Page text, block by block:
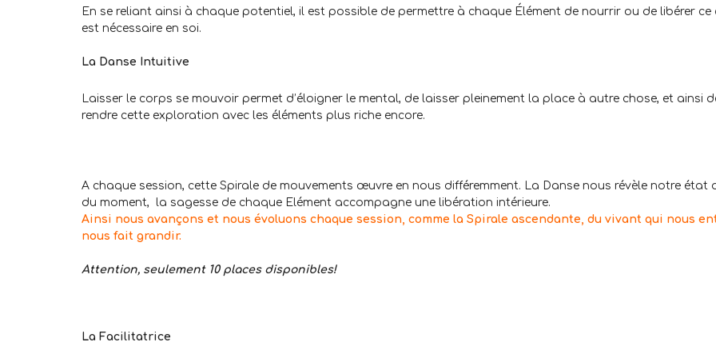
En se reliant ainsi à chaque potentiel, il est possible de permettre à chaque Élément de nourrir ou de libérer ce
est nécessaire en soi.
La Danse Intuitive
Laisser le corps se mouvoir permet d’éloigner le mental, de laisser pleinement la place à autre chose, et ainsi
rendre cette exploration avec les éléments plus riche encore.
A chaque session, cette Spirale de mouvements œuvre en nous différemment. La Danse nous révèle notre état
du moment, la sagesse de chaque Elément accompagne une libération intérieure.
Ainsi nous avançons et nous évoluons chaque session, comme la Spirale ascendante, du vivant qui nous
nous fait grandir.
Attention, seulement 10 places disponibles!
La Facilitatrice